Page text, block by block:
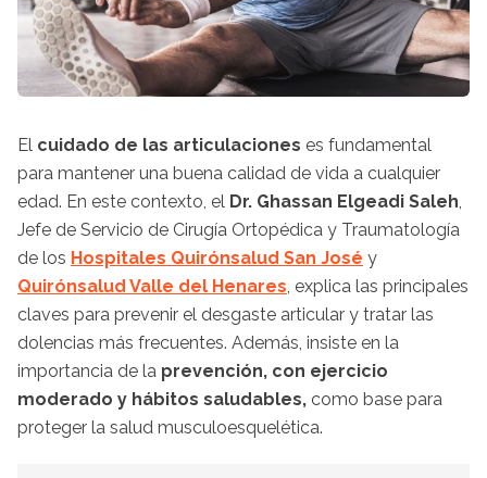
El cuidado de las articulaciones es fundamental
para mantener una buena calidad de vida a cualquier
edad. En este contexto, el Dr. Ghassan Elgeadi Saleh,
Jefe de Servicio de Cirugía Ortopédica y Traumatología
de los Hospitales Quirónsalud San José y
Quirónsalud Valle del Henares, explica las principales
claves para prevenir el desgaste articular y tratar las
dolencias más frecuentes. Además, insiste en la
importancia de la prevención, con ejercicio
moderado y hábitos saludables, como base para
proteger la salud musculoesquelética.